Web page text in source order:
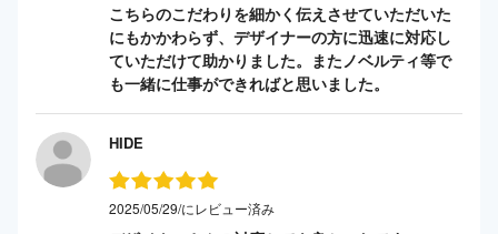
こちらのこだわりを細かく伝えさせていただいた
にもかかわらず、デザイナーの方に迅速に対応し
ていただけて助かりました。またノベルティ等で
も一緒に仕事ができればと思いました。
HIDE
2025/05/29/にレビュー済み